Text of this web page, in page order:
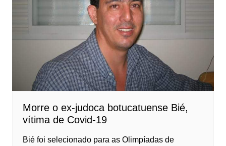
Morre o ex-judoca botucatuense Bié,
vítima de Covid-19
Bié foi selecionado para as Olimpíadas de